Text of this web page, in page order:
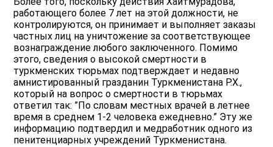
работающего более 7 лет на этой должности, не
контролируются, он принимает и выполняет заказы
частных лиц на уничтожение за соответствующее
вознаграждение любого заключенного. Помимо
этого, сведения о высокой смертности в
туркменских тюрьмах подтверждает и недавно
амнистированный гразданин Туркменистана Р.Х.,
который на вопрос о смертности в тюрьмах
ответил так: ”По словам местных врачей в летнее
время в среднем 1-2 человека ежедневно.” Эту же
информацию подтвердил и медработник одного из
пенитенциарных учреждений Туркменистана.